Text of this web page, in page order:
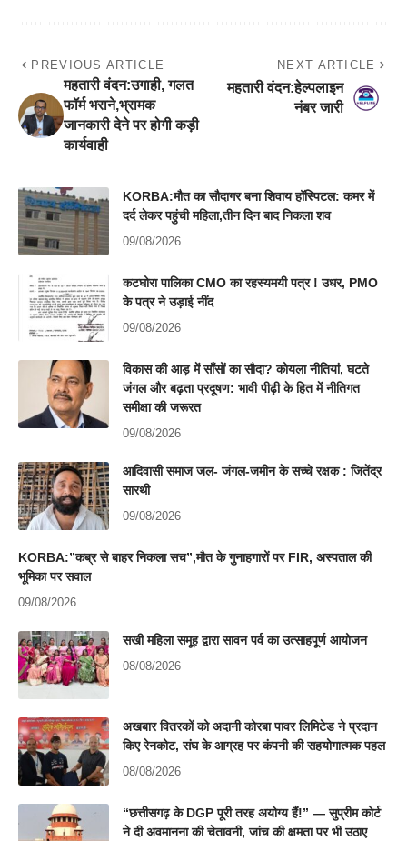
PREVIOUS ARTICLE
महतारी वंदन:उगाही, गलत
फॉर्म भराने,भ्रामक
जानकारी देने पर होगी कड़ी
कार्यवाही
NEXT ARTICLE
महतारी वंदन:हेल्पलाइन
नंबर जारी
KORBA:मौत का सौदागर बना शिवाय हॉस्पिटल: कमर में
दर्द लेकर पहुंची महिला,तीन दिन बाद निकला शव
09/08/2026
कटघोरा पालिका CMO का रहस्यमयी पत्र ! उधर, PMO
के पत्र ने उड़ाई नींद
09/08/2026
विकास की आड़ में साँसों का सौदा? कोयला नीतियां, घटते
जंगल और बढ़ता प्रदूषण: भावी पीढ़ी के हित में नीतिगत
समीक्षा की जरूरत
09/08/2026
आदिवासी समाज जल- जंगल-जमीन के सच्चे रक्षक : जितेंद्र
सारथी
09/08/2026
KORBA:”कब्र से बाहर निकला सच”,मौत के गुनाहगारों पर FIR, अस्पताल की
भूमिका पर सवाल
09/08/2026
सखी महिला समूह द्वारा सावन पर्व का उत्साहपूर्ण आयोजन
08/08/2026
अखबार वितरकों को अदानी कोरबा पावर लिमिटेड ने प्रदान
किए रेनकोट, संघ के आग्रह पर कंपनी की सहयोगात्मक पहल
08/08/2026
“छत्तीसगढ़ के DGP पूरी तरह अयोग्य हैं!” — सुप्रीम कोर्ट
ने दी अवमानना की चेतावनी, जांच की क्षमता पर भी उठाए